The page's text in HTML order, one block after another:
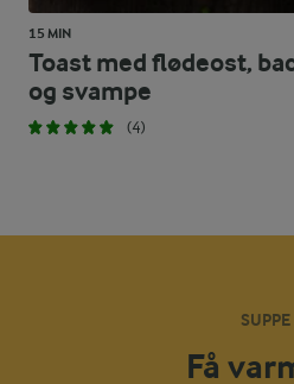
15 MIN
Toast med flødeost,
og svampe
(4)
SUPPE
Få